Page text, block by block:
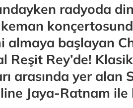
radyoda
keman
almaya başlayan
Reşit Rey’de!
arasında yer alan
Jaya-Ratnam ile